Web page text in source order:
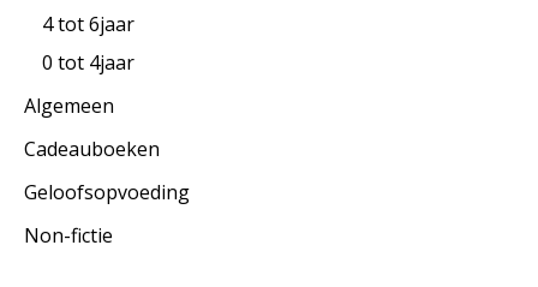
4 tot 6jaar
0 tot 4jaar
Algemeen
Cadeauboeken
Geloofsopvoeding
Non-fictie